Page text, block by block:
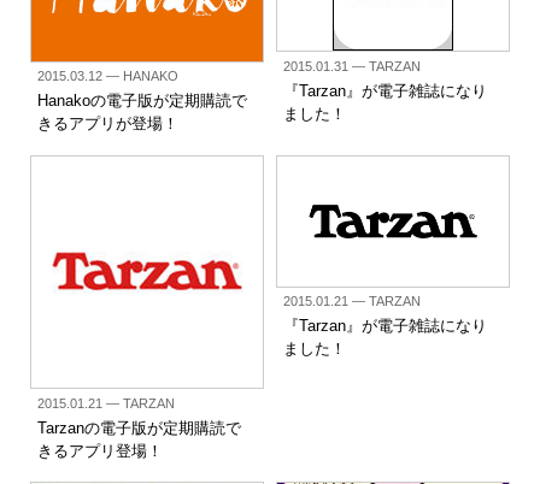
2015.03.12— HANAKO
Hanakoの電子版が定期購読で
きるアプリが登場！
2015.01.31— TARZAN
『Tarzan』が電子雑誌になり
ました！
2015.01.21— TARZAN
Tarzanの電子版が定期購読で
きるアプリ登場！
2015.01.21— TARZAN
『Tarzan』が電子雑誌になり
ました！